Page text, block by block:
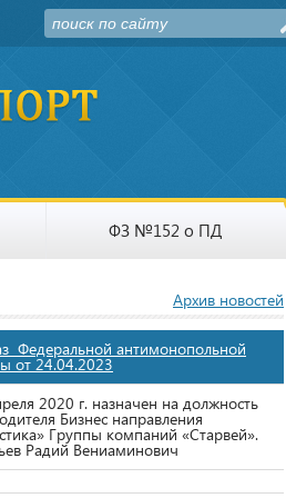
ФЗ №152 о ПД
Архив новостей
Федеральной антимонопольной
от 24.04.2023
2020 г. назначен на должность
Бизнес направления
Группы компаний «Старвей».
Радий Вениаминович